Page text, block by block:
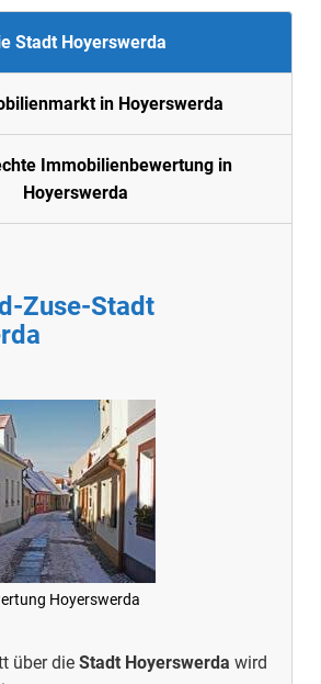
Stadt Hoyerswerda
in Hoyerswerda
Immobilienbewertung in
Hoyerswerda
Zuse-Stadt
Hoyerswerda
über die Stadt Hoyerswerda wird